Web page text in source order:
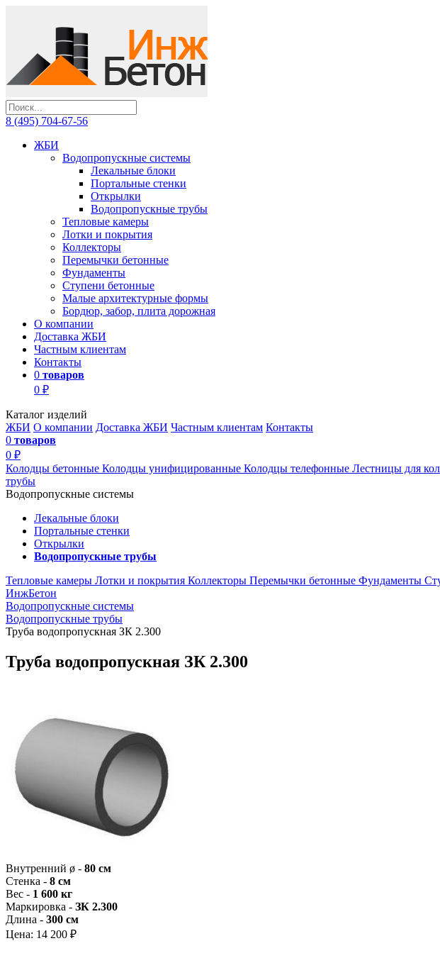
8 (495) 704-67-56
ЖБИ
Водопропускные системы
Лекальные блоки
Портальные стенки
Открылки
Водопропускные трубы
Тепловые камеры
Лотки и покрытия
Коллекторы
Перемычки бетонные
Фундаменты
Ступени бетонные
Малые архитектурные формы
Бордюр, забор, плита дорожная
О компании
Доставка ЖБИ
Частным клиентам
Контакты
0 товаров
0 ₽
Каталог изделий
ЖБИ О компании Доставка ЖБИ Частным клиентам Контакты
0 товаров
0 ₽
Колодцы бетонные Колодцы унифицированные Колодцы телефонные Лестницы для
трубы
Водопропускные системы
Лекальные блоки
Портальные стенки
Открылки
Водопропускные трубы
Тепловые камеры Лотки и покрытия Коллекторы Перемычки бетонные Фундаменты
ИнжБетон
Водопропускные системы
Водопропускные трубы
Труба водопропускная ЗК 2.300
Труба водопропускная ЗК 2.300
Внутренний ø - 80 см
Стенка - 8 см
Вес - 1 600 кг
Маркировка - ЗК 2.300
Длина - 300 см
Цена: 14 200 ₽